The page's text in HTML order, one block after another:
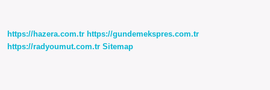
https://hazera.com.tr https://gundemekspres.com.tr
https://radyoumut.com.tr Sitemap